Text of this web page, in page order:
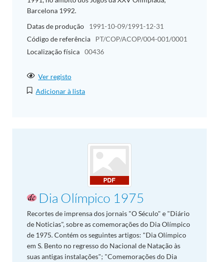
Barcelona 1992.
Datas de produção
1991-10-09/1991-12-31
Código de referência
PT/COP/ACOP/004-001/0001
Localização física 00436
Ver registo
Adicionar à lista
Dia Olímpico 1975
Recortes de imprensa dos jornais "O Século" e "Diário
de Noticias", sobre as comemorações do Dia Olímpico
de 1975. Contém os seguintes artigos: "Dia Olímpico
em S. Bento no regresso do Nacional de Natação às
suas antigas instalações"; "Comemorações do Dia